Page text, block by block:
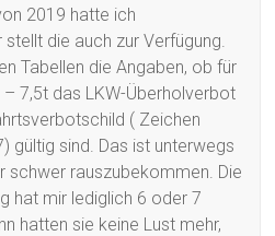
2019 hatte ich
die auch zur Verfügung.
Tabellen die Angaben, ob für
7,5t das LKW-Überholverbot
( Zeichen
gültig sind. Das ist unterwegs
schwer rauszubekommen. Die
hat mir lediglich 6 oder 7
hatten sie keine Lust mehr,